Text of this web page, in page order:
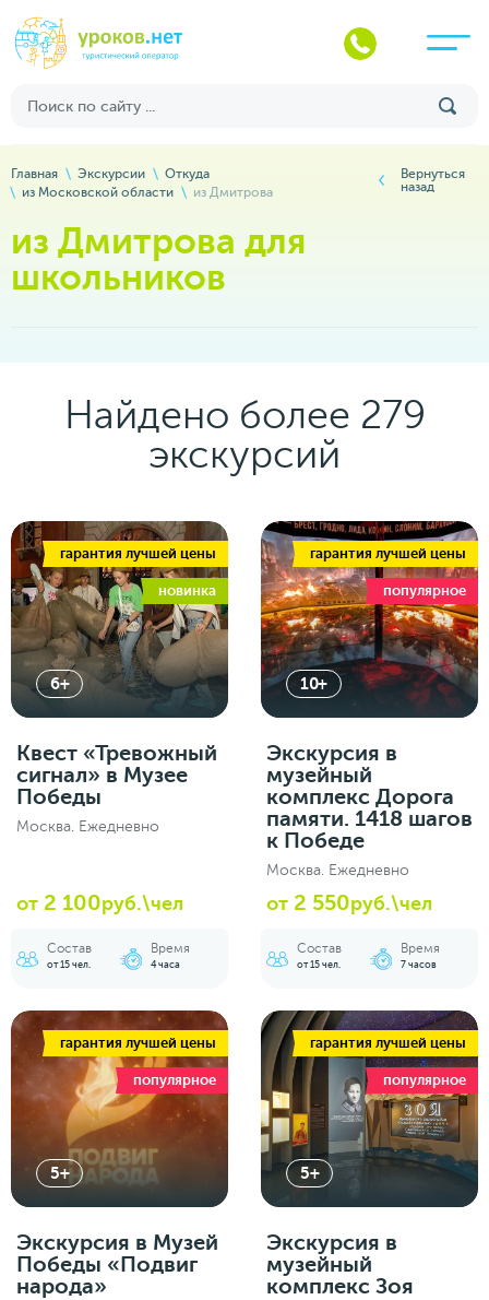
Главная Экскурсии
Откуда
из Московской области
из Дмитрова
Вернуться
назад
из Дмитрова для
школьников
Найдено более 279
экскурсий
гарантия лучшей цены
новинка
6+
Квест «Тревожный
сигнал» в Музее
Победы
Москва. Ежедневно
от 2 100руб.\чел
Состав
от 15 чел.
Время
4 часа
гарантия лучшей цены
популярное
10+
Экскурсия в
музейный
комплекс Дорога
памяти. 1418 шагов
к Победе
Москва. Ежедневно
от 2 550руб.\чел
Состав
от 15 чел.
Время
7 часов
гарантия лучшей цены
популярное
5+
Экскурсия в Музей
Победы «Подвиг
народа»
гарантия лучшей цены
популярное
5+
Экскурсия в
музейный
комплекс Зоя